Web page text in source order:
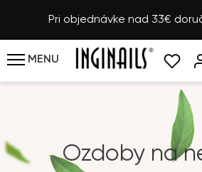
Pri objednávke nad 33€
MENU
Ozdoby na